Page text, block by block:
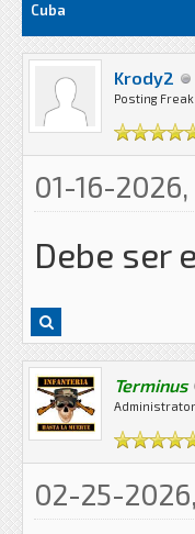
Cuba
Krody2
Posting Freak
01-16-2026,
Debe ser
Terminus
Administrator
02-25-2026,